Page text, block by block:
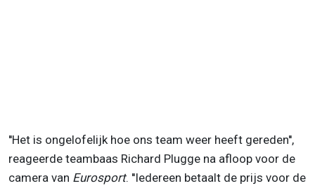
''Het is ongelofelijk hoe ons team weer heeft gereden'',
reageerde teambaas Richard Plugge na afloop voor de
camera van Eurosport. ''Iedereen betaalt de prijs voor de